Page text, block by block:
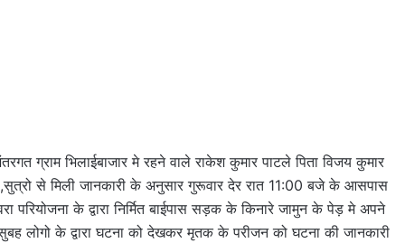
ग्राम भिलाईबाजार मे रहने वाले राकेश कुमार पाटले पिता विजय कुमार
से मिली जानकारी के अनुसार गुरूवार देर रात 11:00 बजे के आसपास
परियोजना के द्वारा निर्मित बाईपास सड़क के किनारे जामुन के पेड़ मे अपने
लोगो के द्वारा घटना को देखकर मृतक के परीजन को घटना की जानकारी